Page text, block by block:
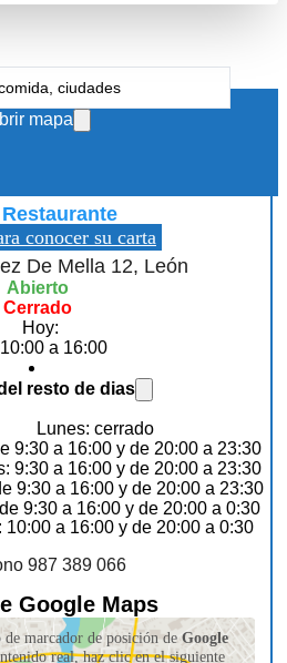
mapa
conocer su carta
De Mella 12, León
Abierto
Cerrado
Hoy:
a 16:00
resto de dias
Lunes: cerrado
9:30 a 16:00 y de 20:00 a 23:30
9:30 a 16:00 y de 20:00 a 23:30
9:30 a 16:00 y de 20:00 a 23:30
9:30 a 16:00 y de 20:00 a 0:30
10:00 a 16:00 y de 20:00 a 0:30
987 389 066
Google Maps
de marcador de posición deGoogle
real, haz clic en el siguiente